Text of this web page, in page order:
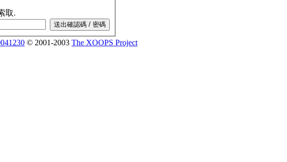
取.
© 2001-2003 The XOOPS Project